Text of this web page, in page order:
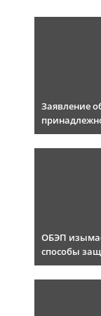
Заявление
ОБЭП
способы